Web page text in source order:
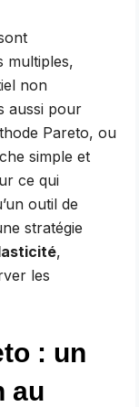
multiples,
non
aussi pour
Pareto, ou
simple et
ce qui
outil de
stratégie
,
les
: un
au